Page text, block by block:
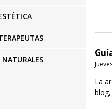
NATURALES
La